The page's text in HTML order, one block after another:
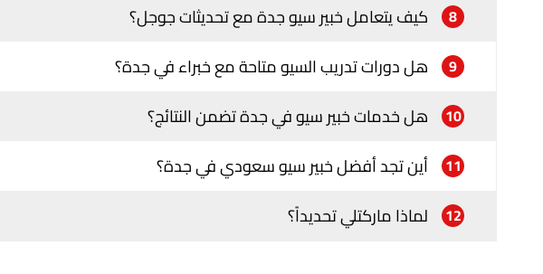
8 كيف يتعامل خبير سيو جدة مع تحديثات جوجل؟
9 هل دورات تدريب السيو متاحة مع خبراء في جدة؟
10 هل خدمات خبير سيو في جدة تضمن النتائج؟
11 أين تجد أفضل خبير سيو سعودي في جدة؟
12 لماذا ماركتلي تحديداً؟